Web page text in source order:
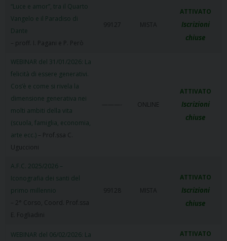
“Luce e amor”, tra il Quarto
Vangelo e il Paradiso di
Dante
– proff. I. Pagani e P. Però
99127 MISTA
ATTIVATO
Iscrizioni
chiuse
WEBINAR del 31/01/2026: La
felicità di essere generativi.
Cos’è e come si rivela la
dimensione generativa nei
molti ambiti della vita
(scuola, famiglia, economia,
arte ecc.) – Prof.ssa C.
Uguccioni
———- ONLINE
ATTIVATO
Iscrizioni
chiuse
A.F.C. 2025/2026 –
Iconografia dei santi del
primo millennio
– 2° Corso, Coord. Prof.ssa
E. Fogliadini
99128 MISTA
ATTIVATO
Iscrizioni
chiuse
WEBINAR del 06/02/2026: La
ATTIVATO